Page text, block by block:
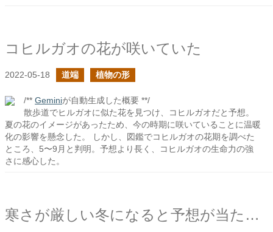
コヒルガオの花が咲いていた
2022-05-18 道端 植物の形
/** Geminiが自動生成した概要 **/
散歩道でヒルガオに似た花を見つけ、コヒルガオだと予想。
夏の花のイメージがあったため、今の時期に咲いていることに温暖
化の影響を懸念した。 しかし、図鑑でコヒルガオの花期を調べた
ところ、5〜9月と判明。予想より長く、コヒルガオの生命力の強
さに感心した。
寒さが厳しい冬になると予想が当たったようだ